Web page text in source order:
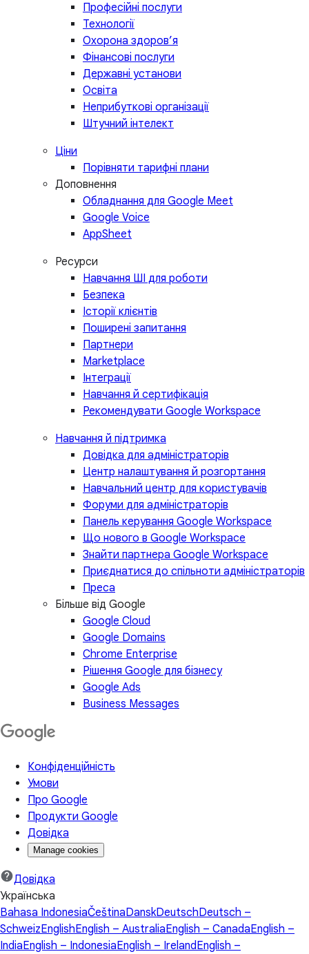
Професійні послуги
Технології
Охорона здоров’я
Фінансові послуги
Державні установи
Освіта
Неприбуткові організації
Штучний інтелект
Ціни
Порівняти тарифні плани
Доповнення
Обладнання для Google Meet
Google Voice
AppSheet
Ресурси
Навчання ШІ для роботи
Безпека
Історії клієнтів
Поширені запитання
Партнери
Marketplace
Інтеграції
Навчання й сертифікація
Рекомендувати Google Workspace
Навчання й підтримка
Довідка для адміністраторів
Центр налаштування й розгортання
Навчальний центр для користувачів
Форуми для адміністраторів
Панель керування Google Workspace
Що нового в Google Workspace
Знайти партнера Google Workspace
Приєднатися до спільноти адміністраторів
Преса
Більше від Google
Google Cloud
Google Domains
Chrome Enterprise
Рішення Google для бізнесу
Google Ads
Business Messages
Конфіденційність
Умови
Про Google
Продукти Google
Довідка
Manage cookies
Довідка
Українська
Bahasa IndonesiaČeštinaDanskDeutschDeutsch –
SchweizEnglishEnglish – AustraliaEnglish – CanadaEnglish –
IndiaEnglish – IndonesiaEnglish – IrelandEnglish –